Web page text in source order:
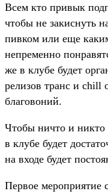
Всем кто привык
чтобы не закиснуть
пивком или еще
непременно
же в клубе будет
релизов транс и chill
благовоний.
Чтобы ничто и никто
в клубе будет
на входе будет
Первое мероприятие